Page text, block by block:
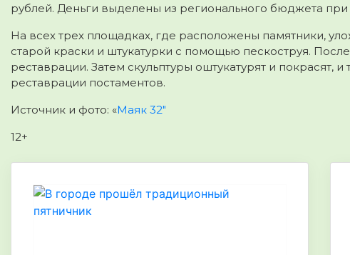
рублей. Деньги выделены из регионального бюджета
На всех трех площадках, где расположены памятники,
старой краски и штукатурки с помощью пескоструя.
реставрации. Затем скульптуры оштукатурят и покрасят,
реставрации постаментов.
Источник и фото: «Маяк 32″
12+